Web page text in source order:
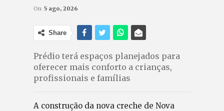
On 5 ago, 2026
Share
Prédio terá espaços planejados para
oferecer mais conforto a crianças,
profissionais e famílias
A construção da nova creche de Nova